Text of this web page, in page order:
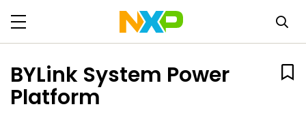
BYLink System Power
Platform